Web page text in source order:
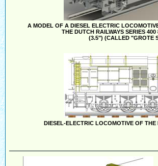
A MODEL OF A DIESEL ELECTRIC
THE DUTCH RAILWAYS SERIES
(3.5") (CALLED "GROTE
DIESEL-ELECTRIC LOCOMOTIVE OF THE